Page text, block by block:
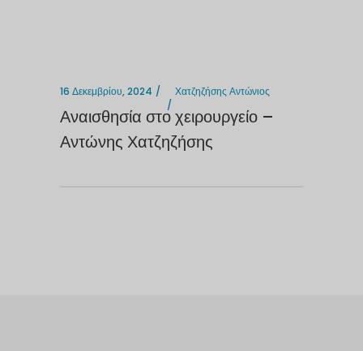
16 Δεκεμβρίου, 2024 Χατζηζήσης Αντώνιος
Αναισθησία στο χειρουργείο –
Αντώνης Χατζηζήσης